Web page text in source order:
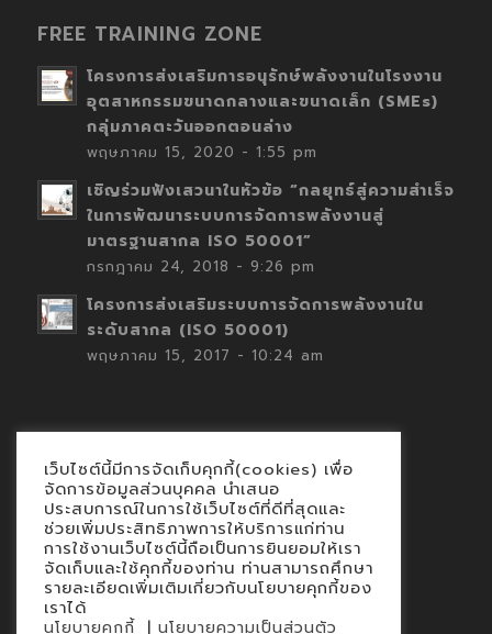
FREE TRAINING ZONE
โครงการส่งเสริมการอนุรักษ์พลังงานในโรงงาน
อุตสาหกรรมขนาดกลางและขนาดเล็ก (SMEs)
กลุ่มภาคตะวันออกตอนล่าง
พฤษภาคม 15, 2020 - 1:55 pm
เชิญร่วมฟังเสวนาในหัวข้อ “กลยุทธ์สู่ความสำเร็จ
ในการพัฒนาระบบการจัดการพลังงานสู่
มาตรฐานสากล ISO 50001”
กรกฎาคม 24, 2018 - 9:26 pm
โครงการส่งเสริมระบบการจัดการพลังงานใน
ระดับสากล (ISO 50001)
พฤษภาคม 15, 2017 - 10:24 am
Contact
นโยบายคุกกี้
นโยบายข้อมูลส่วนบุคคล
เว็บไซต์นี้มีการจัดเก็บคุกกี้(cookies) เพื่อ
จัดการข้อมูลส่วนบุคคล นำเสนอ
ประสบการณ์ในการใช้เว็บไซต์ที่ดีที่สุดและ
ช่วยเพิ่มประสิทธิภาพการให้บริการแก่ท่าน
การใช้งานเว็บไซต์นี้ถือเป็นการยินยอมให้เรา
จัดเก็บและใช้คุกกี้ของท่าน ท่านสามารถศึกษา
รายละเอียดเพิ่มเติมเกี่ยวกับนโยบายคุกกี้ของ
เราได้
นโยบายคุกกี้ | นโยบายความเป็นส่วนตัว